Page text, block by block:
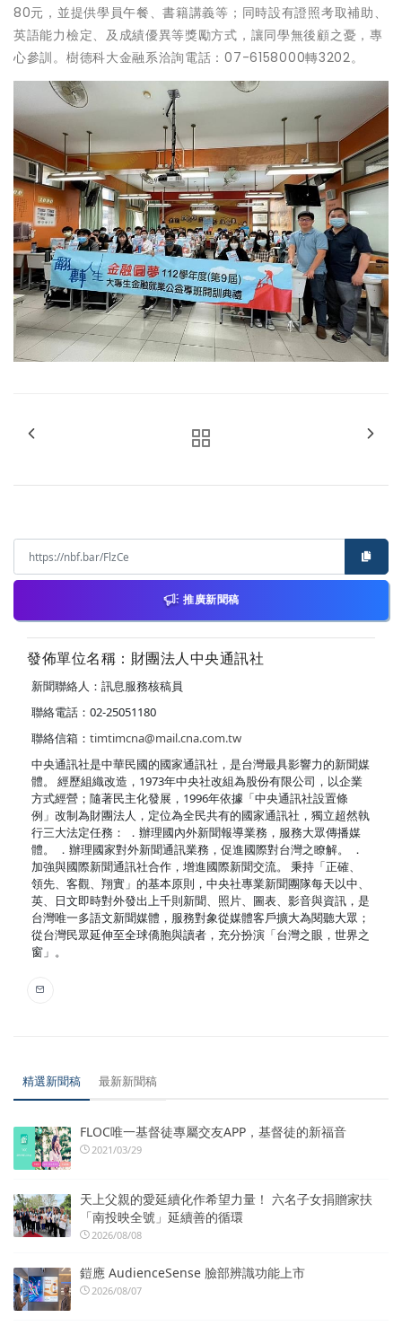
80元，並提供學員午餐、書籍講義等；同時設有證照考取補助、
英語能力檢定、及成績優異等獎勵方式，讓同學無後顧之憂，專
心參訓。樹德科大金融系洽詢電話：07-6158000轉3202。
推廣新聞稿
發佈單位名稱：財團法人中央通訊社
新聞聯絡人：訊息服務核稿員
聯絡電話：02-25051180
聯絡信箱： timtimcna@mail.cna.com.tw
中央通訊社是中華民國的國家通訊社，是台灣最具影響力的新聞媒
體。 經歷組織改造，1973年中央社改組為股份有限公司，以企業
方式經營；隨著民主化發展，1996年依據「中央通訊社設置條
例」改制為財團法人，定位為全民共有的國家通訊社，獨立超然執
行三大法定任務： ．辦理國內外新聞報導業務，服務大眾傳播媒
體。 ．辦理國家對外新聞通訊業務，促進國際對台灣之瞭解。 ．
加強與國際新聞通訊社合作，增進國際新聞交流。 秉持「正確、
領先、客觀、翔實」的基本原則，中央社專業新聞團隊每天以中、
英、日文即時對外發出上千則新聞、照片、圖表、影音與資訊，是
台灣唯一多語文新聞媒體，服務對象從媒體客戶擴大為閱聽大眾；
從台灣民眾延伸至全球僑胞與讀者，充分扮演「台灣之眼，世界之
窗」。
精選新聞稿 最新新聞稿
FLOC唯一基督徒專屬交友APP，基督徒的新福音
2021/03/29
天上父親的愛延續化作希望力量！ 六名子女捐贈家扶
「南投映全號」延續善的循環
2026/08/08
鎧應 AudienceSense 臉部辨識功能上市
2026/08/07